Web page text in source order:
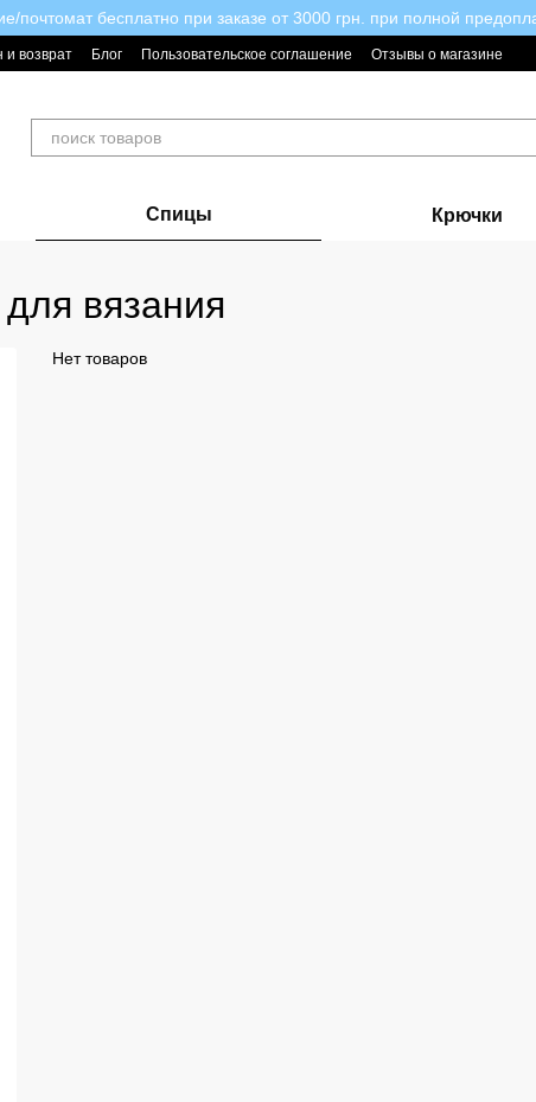
почтомат бесплатно при заказе от 3000 грн. при полной
возврат Блог Пользовательское соглашение Отзывы о магазине
Спицы Крючки
вязания
Нет товаров